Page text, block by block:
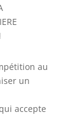
au
un
accepte